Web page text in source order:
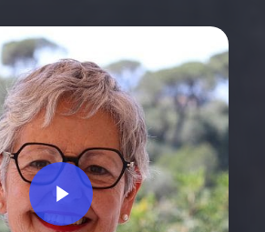
Play Video